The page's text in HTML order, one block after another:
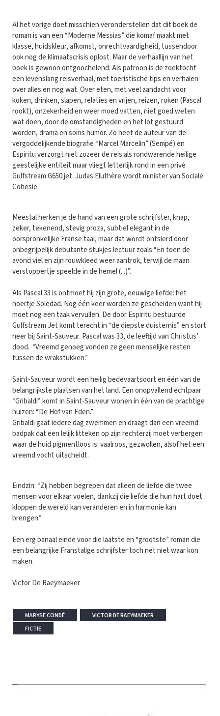
Al het vorige doet misschien veronderstellen dat dit boek de
roman is van een “Moderne Messias” die komaf maakt met
klasse, huidskleur, afkomst, onrechtvaardigheid, tussendoor
ook nog de klimaatscrisis oplost. Maar de verhaallijn van het
boek is gewoon ontgoochelend. Als patroon is de zoektocht
een levenslang reisverhaal, met toeristische tips en verhalen
over alles en nog wat. Over eten, met veel aandacht voor
koken, drinken, slapen, relaties en vrijen, reizen, roken (Pascal
rookt), onzekerheid en weer moed vatten, niet goed weten
wat doen, door de omstandigheden en het lot gestuurd
worden, drama en soms humor. Zo heet de auteur van de
vergoddelijkende biografie “Marcel Marcelin” (Sempé) en
Espiritu verzorgt niet zozeer de reis als rondwarende heilige
geestelijke entiteit maar vliegt letterlijk rond in een privé
Gulfstream G650 jet. Judas Eluthère wordt minister van Sociale
Cohesie.
Meestal herken je de hand van een grote schrijfster, knap,
zeker, tekenend, stevig proza, subtiel elegant in de
oorspronkelijke Franse taal, maar dat wordt ontsierd door
onbegrijpelijk debutante stukjes lectuur zoals “En toen de
avond viel en zijn rouwkleed weer aantrok, terwijl de maan
verstoppertje speelde in de hemel (...)”.
Als Pascal 33 is ontmoet hij zijn grote, eeuwige liefde: het
hoertje Soledad. Nog één keer worden ze gescheiden want hij
moet nog een taak vervullen. De door Espiritu bestuurde
Gulfstream Jet komt terecht in “de diepste duisternis” en stort
neer bij Saint-Sauveur. Pascal was 33, de leeftijd van Christus’
dood. “Vreemd genoeg vonden ze geen menselijke resten
tussen de wrakstukken.”
Saint-Sauveur wordt een heilig bedevaartsoort en één van de
belangrijkste plaatsen van het land. Een onopvallend echtpaar
“Gribaldi” komt in Saint-Sauveur wonen in één van de prachtige
huizen: “De Hof van Eden.”
Gribaldi gaat iedere dag zwemmen en draagt dan een vreemd
badpak dat een lelijk litteken op zijn rechterzij moet verbergen
waar de huid pigmentloos is: vaalroos, gezwollen, alsof het een
vreemd vocht uitscheidt.
Eindzin: “Zij hebben begrepen dat alleen de liefde die twee
mensen voor elkaar voelen, dankzij die liefde die hun hart doet
kloppen de wereld kan veranderen en in harmonie kan
brengen.”
Een erg banaal einde voor die laatste en “grootste” roman die
een belangrijke Franstalige schrijfster toch net niet waar kon
maken.
Victor De Raeymaeker
MARYSE CONDÉ
VICTOR DE RAEYMAEKER
FICTIE